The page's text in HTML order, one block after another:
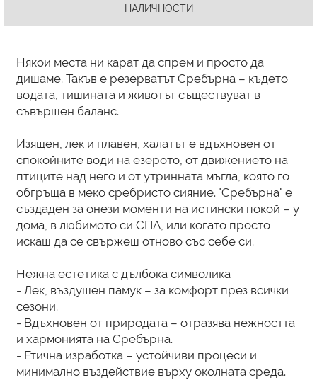
НАЛИЧНОСТИ
Някои места ни карат да спрем и просто да
дишаме. Такъв е резерватът Сребърна – където
водата, тишината и животът съществуват в
съвършен баланс.
Изящен, лек и плавен, халатът е вдъхновен от
спокойните води на езерото, от движението на
птиците над него и от утринната мъгла, която го
обгръща в меко сребристо сияние. "Сребърна" е
създаден за онези моменти на истински покой – у
дома, в любимото си СПА, или когато просто
искаш да се свържеш отново със себе си.
Нежна естетика с дълбока символика
- Лек, въздушен памук – за комфорт през всички
сезони.
- Вдъхновен от природата – отразява нежността
и хармонията на Сребърна.
- Етична изработка – устойчиви процеси и
минимално въздействие върху околната среда.